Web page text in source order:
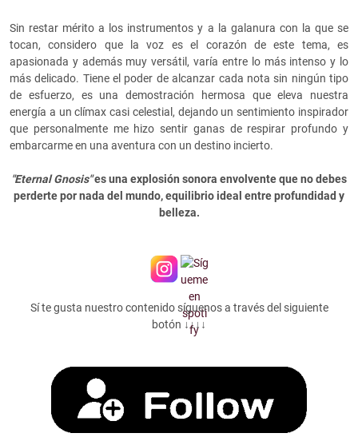
Sin restar mérito a los instrumentos y a la galanura con la que se
tocan, considero que la voz es el corazón de este tema, es
apasionada y además muy versátil, varía entre lo más intenso y lo
más delicado. Tiene el poder de alcanzar cada nota sin ningún tipo
de esfuerzo, es una demostración hermosa que eleva nuestra
energía a un clímax casi celestial, dejando un sentimiento inspirador
que personalmente me hizo sentir ganas de respirar profundo y
embarcarme en una aventura con un destino incierto.
"Eternal Gnosis"es una explosión sonora envolvente que no debes
perderte por nada del mundo, equilibrio ideal entre profundidad y
belleza.
Sí te gusta nuestro contenido síguenos a través del siguiente
botón ↓↓↓↓